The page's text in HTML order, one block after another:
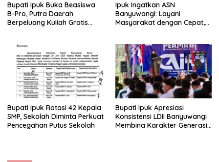
Bupati Ipuk Buka Beasiswa
B-Pro, Putra Daerah
Berpeluang Kuliah Gratis
Ipuk Ingatkan ASN
Banyuwangi: Layani
Masyarakat dengan Cepat,
Bupati Ipuk Rotasi 42 Kepala
SMP, Sekolah Diminta Perkuat
Pencegahan Putus Sekolah
Bupati Ipuk Apresiasi
Konsistensi LDII Banyuwangi
Membina Karakter Generasi